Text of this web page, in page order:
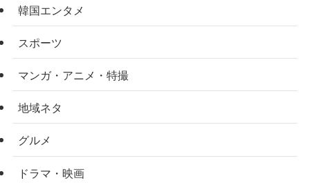
韓国エンタメ
スポーツ
マンガ・アニメ・特撮
地域ネタ
グルメ
ドラマ・映画